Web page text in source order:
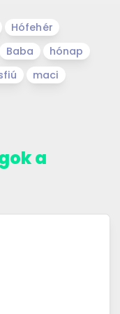
Hófehér
Baba
hónap
maci
a